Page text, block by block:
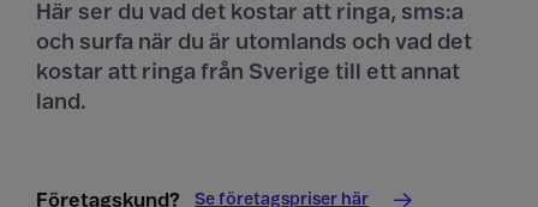
Här ser du vad det kostar att ringa, sms:a
och surfa när du är utomlands och vad det
kostar att ringa från Sverige till ett annat
land.
Företagskund? Se företagspriser här